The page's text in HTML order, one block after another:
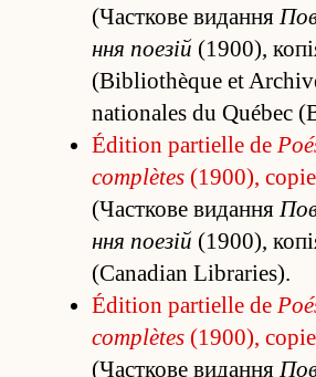
(Часткове ви­да­ння
ння поезій (1900),
(Bibliothèque et
nationales du Québec
Édition partielle de
complètes(1900),
(Часткове ви­да­ння
ння поезій (1900),
(Canadian Libraries).
Édition partielle de
complètes(1900),
(Часткове ви­да­ння